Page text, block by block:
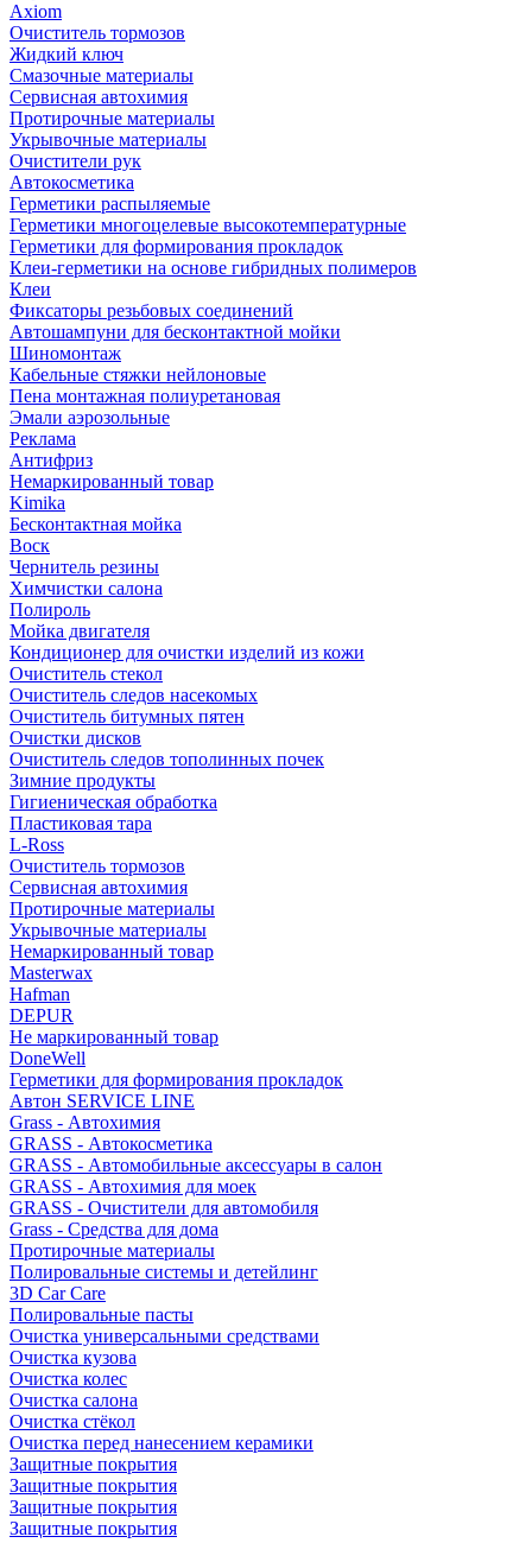
Axiom
Очиститель тормозов
Жидкий ключ
Смазочные материалы
Сервисная автохимия
Протирочные материалы
Укрывочные материалы
Очистители рук
Автокосметика
Герметики распыляемые
Герметики многоцелевые высокотемпературные
Герметики для формирования прокладок
Клеи-герметики на основе гибридных полимеров
Клеи
Фиксаторы резьбовых соединений
Автошампуни для бесконтактной мойки
Шиномонтаж
Кабельные стяжки нейлоновые
Пена монтажная полиуретановая
Эмали аэрозольные
Реклама
Антифриз
Немаркированный товар
Kimika
Бесконтактная мойка
Воск
Чернитель резины
Химчистки салона
Полироль
Мойка двигателя
Кондиционер для очистки изделий из кожи
Очиститель стекол
Очиститель следов насекомых
Очиститель битумных пятен
Очистки дисков
Очиститель следов тополинных почек
Зимние продукты
Гигиеническая обработка
Пластиковая тара
L-Ross
Очиститель тормозов
Сервисная автохимия
Протирочные материалы
Укрывочные материалы
Немаркированный товар
Masterwax
Hafman
DEPUR
Не маркированный товар
DoneWell
Герметики для формирования прокладок
Автон SERVICE LINE
Grass - Автохимия
GRASS - Автокосметика
GRASS - Автомобильные аксессуары в салон
GRASS - Автохимия для моек
GRASS - Очистители для автомобиля
Grass - Средства для дома
Протирочные материалы
Полировальные системы и детейлинг
3D Car Care
Полировальные пасты
Очистка универсальными средствами
Очистка кузова
Очистка колес
Очистка салона
Очистка стёкол
Очистка перед нанесением керамики
Защитные покрытия
Защитные покрытия
Защитные покрытия
Защитные покрытия